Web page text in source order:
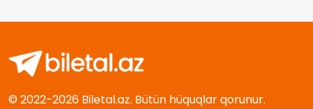
© 2022-2026 Biletal.az. Bütün hüquqlar qorunur.